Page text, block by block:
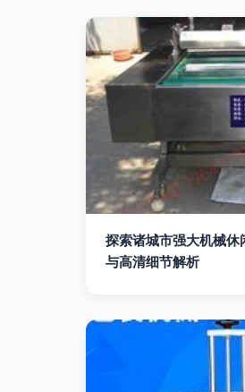
探索诸城市强大机械
与高清细节解析